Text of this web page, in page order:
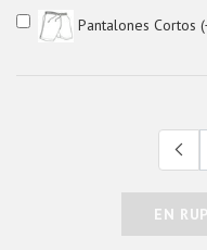
Pantalones Cortos
EN